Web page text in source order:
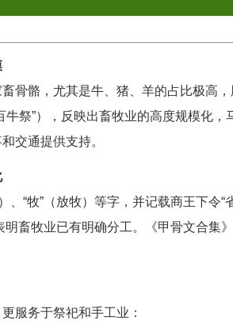
骨骼，尤其是牛、猪、羊的占比极高
牛祭”），反映出畜牧业的高度规模化
交通提供支持。
、“牧”（放牧）等字，并记载商王下令“
明畜牧业已有明确分工。《甲骨文合集
服务于祭祀和手工业：